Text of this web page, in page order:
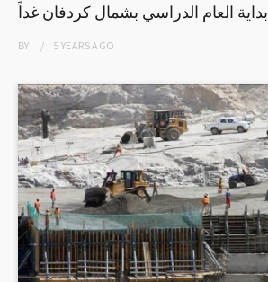
بداية العام الدراسي بشمال كردفان غداً
BY 5 YEARSAGO